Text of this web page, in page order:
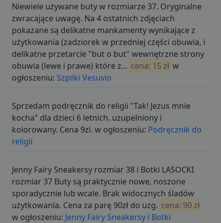
Niewiele używane buty w rozmiarze 37. Oryginalne
zwracające uwagę. Na 4 ostatnich zdjęciach
pokazane są delikatne mankamenty wynikające z
użytkowania (zadziorek w przedniej części obuwia, i
delikatne przetarcie "but o but" wewnętrzne strony
obuwia (lewe i prawe) które z... cena: 15 zł w
ogłoszeniu: Szpilki Vesuvio
Sprzedam podręcznik do religii "Tak! Jezus mnie
kocha" dla dzieci 6 letnich. uzupelniony i
kolorowany. Cena 9zl. w ogłoszeniu: Podręcznik do
religii
Jenny Fairy Sneakersy rozmiar 38 i Botki LASOCKI
rozmiar 37 Buty są praktycznie nowe, noszone
sporadycznie lub wcale. Brak widocznych śladów
użytkowania. Cena za parę 90zł do uzg. cena: 90 zł
w ogłoszeniu: Jenny Fairy Sneakersy i Botki